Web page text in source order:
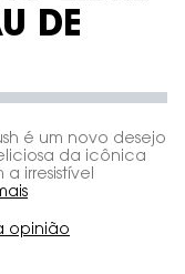
DE
é um novo desejo
da icônica
irresistível
opinião